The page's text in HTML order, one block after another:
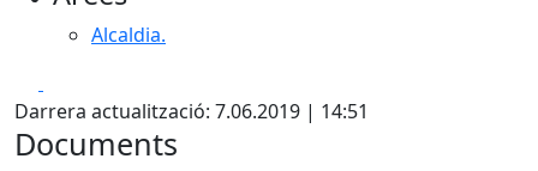
Alcaldia.
Darrera actualització: 7.06.2019 | 14:51
Documents